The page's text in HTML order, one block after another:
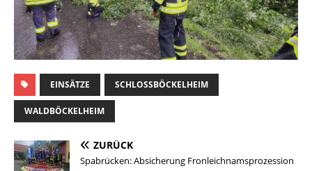
EINSÄTZE SCHLOSSBÖCKELHEIM
WALDBÖCKELHEIM
ZURÜCK
Spabrücken: Absicherung Fronleichnamsprozession